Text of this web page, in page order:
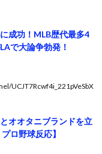
成功！MLB歴代最多4
で大論争勃発！
UCJT7Rcwf4i_221pVeSbX
オオタニブランドを立
ロ野球反応】